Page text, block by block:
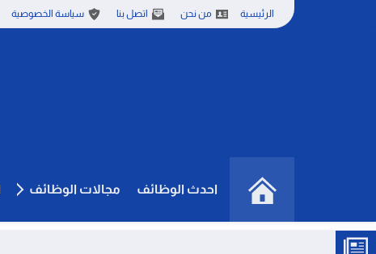
الرئيسية من نحن اتصل بنا سياسة الخصوصية
احدث الوظائف مجالات الوظائف